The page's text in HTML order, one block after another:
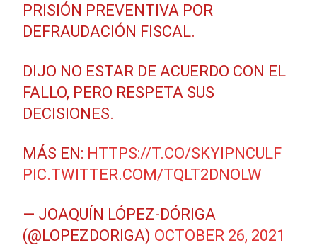
PRISIÓN PREVENTIVA POR
DEFRAUDACIÓN FISCAL.
DIJO NO ESTAR DE ACUERDO CON EL
FALLO, PERO RESPETA SUS
DECISIONES.
MÁS EN: HTTPS://T.CO/SKYIPNCULF
PIC.TWITTER.COM/TQLT2DNOLW
— JOAQUÍN LÓPEZ-DÓRIGA
(@LOPEZDORIGA) OCTOBER 26, 2021